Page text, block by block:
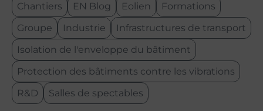
Chantiers
EN Blog Eolien
Formations
Groupe
Industrie
Infrastructures de transport
Isolation de l'enveloppe du bâtiment
Protection des bâtiments contre les vibrations
R&D
Salles de spectables